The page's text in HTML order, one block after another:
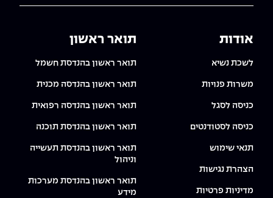
אודות
לשכת נשיא
משרות פנויות
כניסה לסגל
כניסה לסטודנטים
תנאי שימוש
הצהרת נגישות
מדיניות פרטיות
תואר ראשון
תואר ראשון בהנדסת חשמל
תואר ראשון בהנדסה מכנית
תואר ראשון בהנדסה רפואית
תואר ראשון בהנדסת תוכנה
תואר ראשון בהנדסת תעשייה
וניהול
תואר ראשון בהנדסת מערכות
מידע